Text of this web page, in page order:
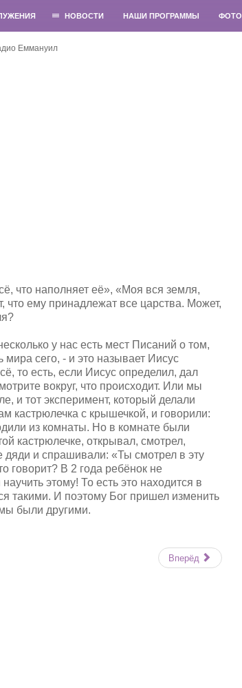
НОВОСТИ НАШИ ПРОГРАММЫ ФОТО
что наполняет её», «Моя вся земля,
что ему принадлежат все царства. Может,
у нас есть мест Писаний о том,
мира сего, - и это называет Иисус
то есть, если Иисус определил, дал
вокруг, что происходит. Или мы
и тот эксперимент, который делали
кастрюлечка с крышечкой, и говорили:
из комнаты. Но в комнате были
кастрюлечке, открывал, смотрел,
дяди и спрашивали: «Ты смотрел в эту
говорит? В 2 года ребёнок не
этому! То есть это находится в
такими. И поэтому Бог пришел изменить
были другими.
Вперёд